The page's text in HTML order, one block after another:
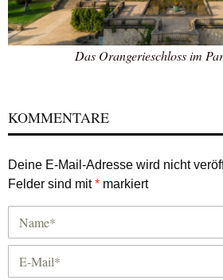
Das Orangerieschloss im
KOMMENTARE
Deine E-Mail-Adresse wird nicht
Felder sind mit* markiert